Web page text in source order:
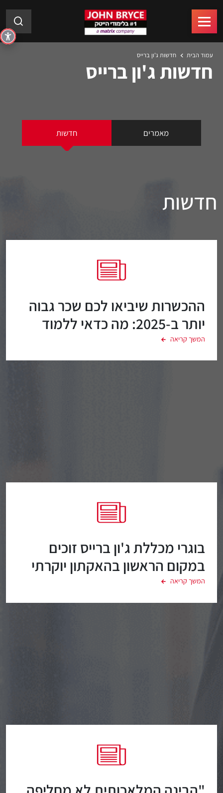
עמוד הבית חדשות ג'ון ברייס
חדשות ג'ון ברייס
מאמרים חדשות
חדשות
ההכשרות שיביאו לכם שכר גבוה
יותר ב-2025: מה כדאי ללמוד
בתחום ה-IT בישראל
המשך קריאה
בוגרי מכללת ג'ון ברייס זוכים
במקום הראשון בהאקתון יוקרתי
של משטרת ישראל בעזרת
סימולטור Cyberium הייחודי
המשך קריאה